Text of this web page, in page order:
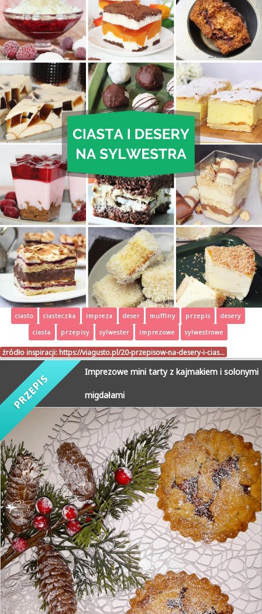
ciasto ciasteczka impreza deser muffiny przepis
desery
ciasta
przepisy sylwester imprezowe sylwestrowe
źródło inspiracji: https://viagusto.pl/20-przepisow-na-desery-i-cias…
Imprezowe mini tarty z kajmakiem i solonymi
migdałami